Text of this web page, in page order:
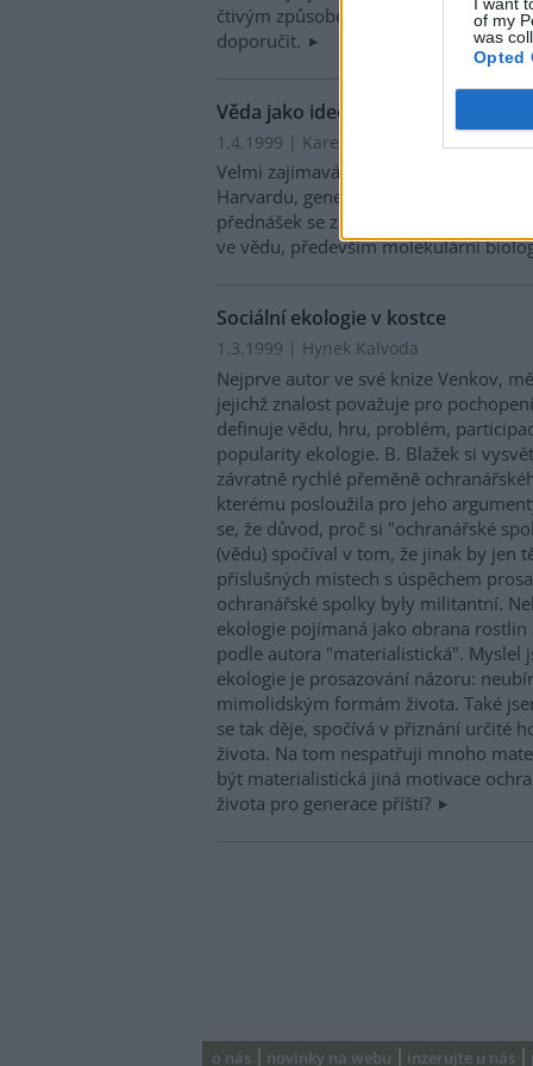
of my
was
Opted
čtivým způsobem, takže všem
doporučit.
Věda jako ideologie
1.4.1999 | Karel Stibral
Velmi zajímavá a čtivá je kniha
Harvardu, genetika R.C. Lewontina.
přednášek se zabývá nebezpečími,
ve vědu, především molekulární
Sociální ekologie v kostce
1.3.1999 | Hynek Kalvoda
Nejprve autor ve své knize Venkov,
jejichž znalost považuje pro
definuje vědu, hru, problém,
popularity ekologie. B. Blažek si
závratně rychlé přeměně
kterému posloužila pro jeho
se, že důvod, proč si "ochranářské
(vědu) spočíval v tom, že jinak by jen
příslušných místech s úspěchem
ochranářské spolky byly militantní.
ekologie pojímaná jako obrana
podle autora "materialistická". Myslel
ekologie je prosazování názoru:
mimolidským formám života. Také
se tak děje, spočívá v přiznání určité
života. Na tom nespatřuji mnoho
být materialistická jiná motivace
života pro generace příští?
o nás novinky na webu inzerujte u nás